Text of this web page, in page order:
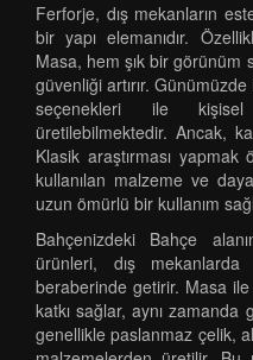
Ferforje, dış mekanların
bir yapı elemanıdır.
Masa, hem şık bir görünüm
güvenliği artırır.
seçenekleri ile
üretilebilmektedir. Ancak,
Klasik araştırması
kullanılan malzeme ve
uzun ömürlü bir kullanım
Bahçenizdeki Bahçe
ürünleri, dış mekanlarda
beraberinde getirir. Masa
katkı sağlar, aynı
genellikle paslanmaz çelik,